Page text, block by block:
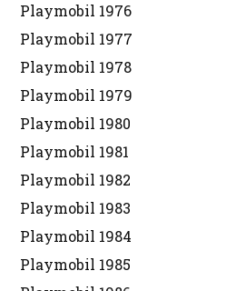
Playmobil 1976
Playmobil 1977
Playmobil 1978
Playmobil 1979
Playmobil 1980
Playmobil 1981
Playmobil 1982
Playmobil 1983
Playmobil 1984
Playmobil 1985